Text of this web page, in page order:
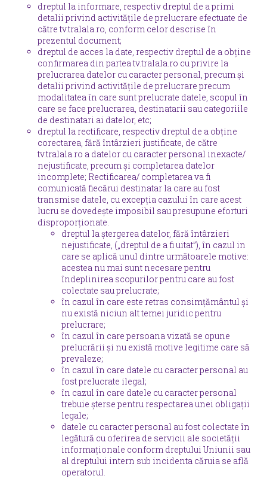
dreptul la informare, respectiv dreptul de a primi
detalii privind activitățile de prelucrare efectuate de
către tv.tralala.ro, conform celor descrise în
prezentul document;
dreptul de acces la date, respectiv dreptul de a obține
confirmarea din partea tv.tralala.ro cu privire la
prelucrarea datelor cu caracter personal, precum și
detalii privind activitățile de prelucrare precum
modalitatea în care sunt prelucrate datele, scopul în
care se face prelucrarea, destinatarii sau categoriile
de destinatari ai datelor, etc;
dreptul la rectificare, respectiv dreptul de a obține
corectarea, fără întârzieri justificate, de către
tv.tralala.ro a datelor cu caracter personal inexacte/
nejustificate, precum și completarea datelor
incomplete; Rectificarea/ completarea va fi
comunicată fiecărui destinatar la care au fost
transmise datele, cu excepția cazului în care acest
lucru se dovedește imposibil sau presupune eforturi
disproporționate.
dreptul la ștergerea datelor, fără întârzieri
nejustificate, („dreptul de a fi uitat”), în cazul in
care se aplică unul dintre următoarele motive:
acestea nu mai sunt necesare pentru
îndeplinirea scopurilor pentru care au fost
colectate sau prelucrate;
în cazul în care este retras consimțământul și
nu există niciun alt temei juridic pentru
prelucrare;
în cazul în care persoana vizată se opune
prelucrării și nu există motive legitime care să
prevaleze;
în cazul în care datele cu caracter personal au
fost prelucrate ilegal;
în cazul în care datele cu caracter personal
trebuie șterse pentru respectarea unei obligații
legale;
datele cu caracter personal au fost colectate în
legătură cu oferirea de servicii ale societății
informaționale conform dreptului Uniunii sau
al dreptului intern sub incidenta căruia se află
operatorul.